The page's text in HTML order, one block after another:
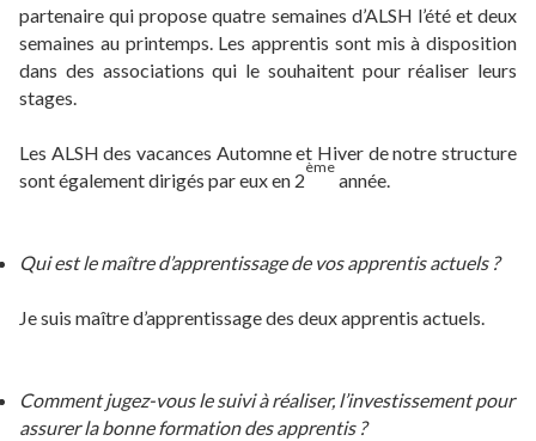
partenaire qui propose quatre semaines d’ALSH l’été et deux
semaines au printemps. Les apprentis sont mis à disposition
dans des associations qui le souhaitent pour réaliser leurs
stages.
Les ALSH des vacances Automne et Hiver de notre structure
sont également dirigés par eux en 2
ème
année.
Qui est le maître d’apprentissage de vos apprentis actuels ?
Je suis maître d’apprentissage des deux apprentis actuels.
Comment jugez-vous le suivi à réaliser, l’investissement pour
assurer la bonne formation des apprentis ?